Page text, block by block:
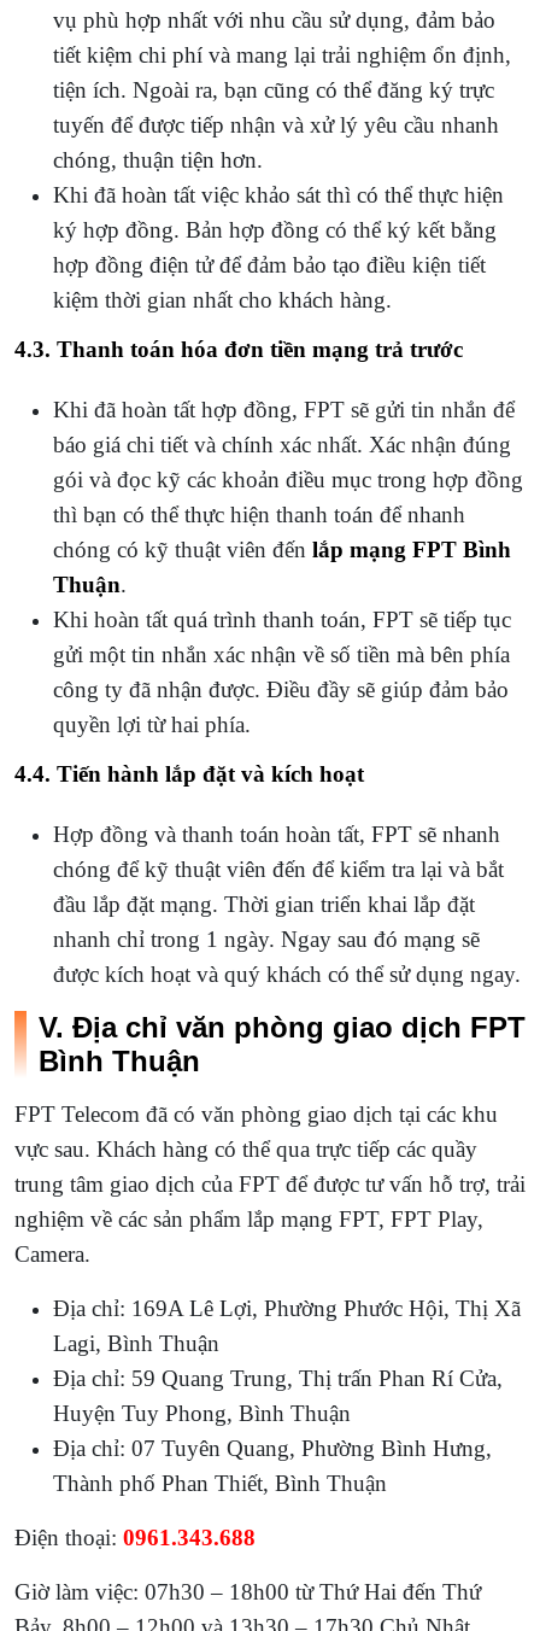
vụ phù hợp nhất với nhu cầu sử dụng, đảm bảo
tiết kiệm chi phí và mang lại trải nghiệm ổn định,
tiện ích. Ngoài ra, bạn cũng có thể đăng ký trực
tuyến để được tiếp nhận và xử lý yêu cầu nhanh
chóng, thuận tiện hơn.
Khi đã hoàn tất việc khảo sát thì có thể thực hiện
ký hợp đồng. Bản hợp đồng có thể ký kết bằng
hợp đồng điện tử để đảm bảo tạo điều kiện tiết
kiệm thời gian nhất cho khách hàng.
4.3. Thanh toán hóa đơn tiền mạng trả trước
Khi đã hoàn tất hợp đồng, FPT sẽ gửi tin nhắn để
báo giá chi tiết và chính xác nhất. Xác nhận đúng
gói và đọc kỹ các khoản điều mục trong hợp đồng
thì bạn có thể thực hiện thanh toán để nhanh
chóng có kỹ thuật viên đến lắp mạng FPT Bình
Thuận.
Khi hoàn tất quá trình thanh toán, FPT sẽ tiếp tục
gửi một tin nhắn xác nhận về số tiền mà bên phía
công ty đã nhận được. Điều đầy sẽ giúp đảm bảo
quyền lợi từ hai phía.
4.4. Tiến hành lắp đặt và kích hoạt
Hợp đồng và thanh toán hoàn tất, FPT sẽ nhanh
chóng để kỹ thuật viên đến để kiểm tra lại và bắt
đầu lắp đặt mạng. Thời gian triển khai lắp đặt
nhanh chỉ trong 1 ngày. Ngay sau đó mạng sẽ
được kích hoạt và quý khách có thể sử dụng ngay.
V. Địa chỉ văn phòng giao dịch FPT
Bình Thuận
FPT Telecom đã có văn phòng giao dịch tại các khu
vực sau. Khách hàng có thể qua trực tiếp các quầy
trung tâm giao dịch của FPT để được tư vấn hỗ trợ, trải
nghiệm về các sản phẩm lắp mạng FPT, FPT Play,
Camera.
Địa chỉ: 169A Lê Lợi, Phường Phước Hội, Thị Xã
Lagi, Bình Thuận
Địa chỉ: 59 Quang Trung, Thị trấn Phan Rí Cửa,
Huyện Tuy Phong, Bình Thuận
Địa chỉ: 07 Tuyên Quang, Phường Bình Hưng,
Thành phố Phan Thiết, Bình Thuận
Điện thoại: 0961.343.688
Giờ làm việc: 07h30 – 18h00 từ Thứ Hai đến Thứ